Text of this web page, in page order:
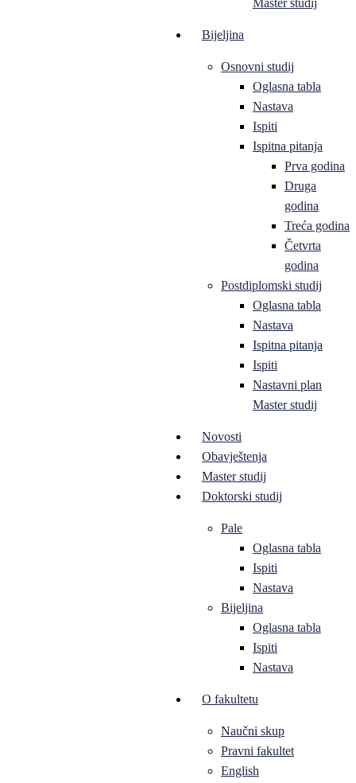
Master studij
Bijeljina
Osnovni studij
Oglasna tabla
Nastava
Ispiti
Ispitna pitanja
Prva godina
Druga
godina
Treća godina
Četvrta
godina
Postdiplomski studij
Oglasna tabla
Nastava
Ispitna pitanja
Ispiti
Nastavni plan
Master studij
Novosti
Obavještenja
Master studij
Doktorski studij
Pale
Oglasna tabla
Ispiti
Nastava
Bijeljina
Oglasna tabla
Ispiti
Nastava
O fakultetu
Naučni skup
Pravni fakultet
English